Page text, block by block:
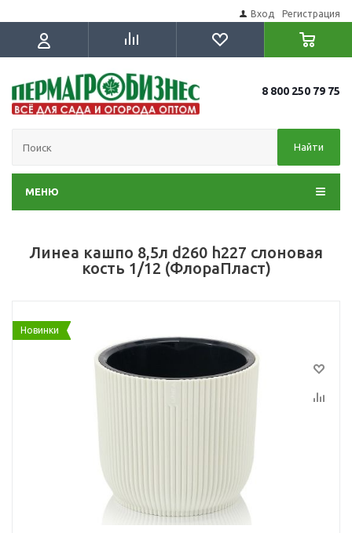
Вход Регистрация
8 800 250 79 75
Найти
МЕНЮ
Линеа кашпо 8,5л d260 h227 слоновая
кость 1/12 (ФлораПласт)
Новинки